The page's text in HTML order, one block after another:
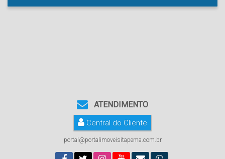
ATENDIMENTO
Central do Cliente
portal@portalimoveisitapema.com.br